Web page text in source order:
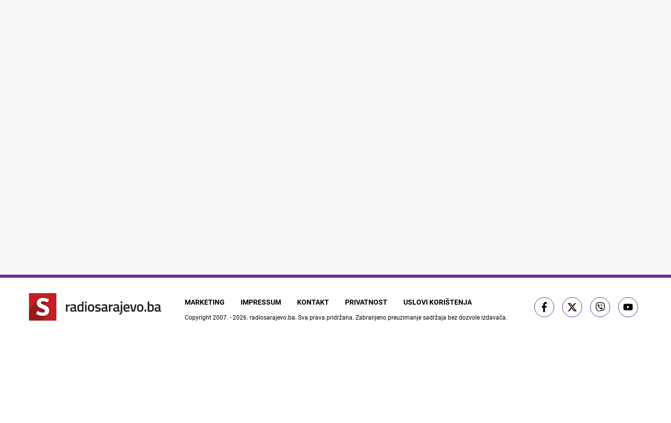
MARKETING IMPRESSUM KONTAKT PRIVATNOST USLOVI KORIŠTENJA
Copyright 2007. - 2026. radiosarajevo.ba. Sva prava pridržana. Zabranjeno preuzimanje sadržaja bez dozvole izdavača.